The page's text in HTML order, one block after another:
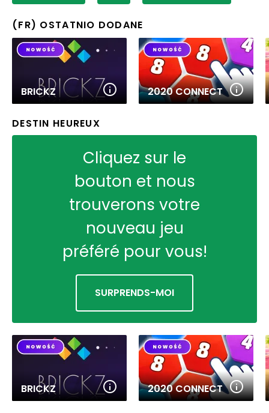
(FR) OSTATNIO DODANE
BRICKZ 2020 CONNECT
DESTIN HEUREUX
Cliquez sur le
bouton et nous
trouverons votre
nouveau jeu
préféré pour vous!
SURPRENDS-MOI
BRICKZ 2020 CONNECT